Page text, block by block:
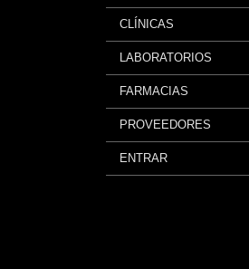
CLÍNICAS
LABORATORIOS
FARMACIAS
PROVEEDORES
ENTRAR